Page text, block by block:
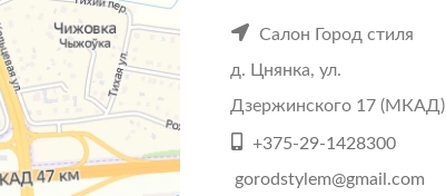
Салон Город стиля
д. Цнянка, ул.
Дзержинского 17 (МКАД)
+375-29-1428300
gorodstylem@gmail.com